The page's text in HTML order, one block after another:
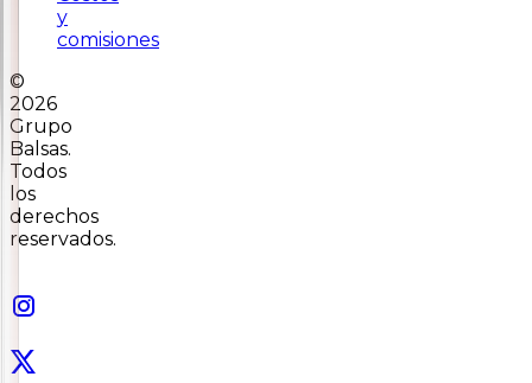
y
comisiones
©
2026
Grupo
Balsas.
Todos
los
derechos
reservados.